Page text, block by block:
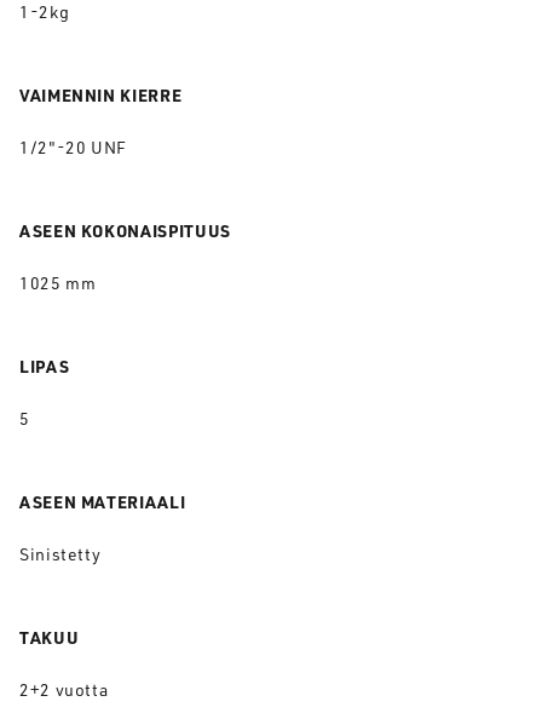
1-2kg
VAIMENNIN KIERRE
1/2"-20 UNF
ASEEN KOKONAISPITUUS
1025 mm
LIPAS
5
ASEEN MATERIAALI
Sinistetty
TAKUU
2+2 vuotta